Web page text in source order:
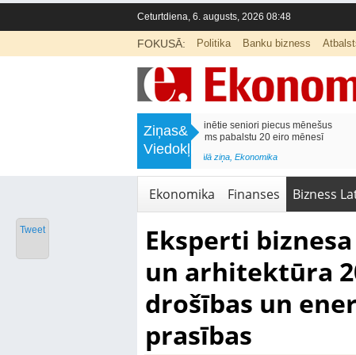
Ceturtdiena, 6. augusts, 2026 08:48
FOKUSĀ: Politika Banku bizness
Ziņas&
Viedokļi
Septiņos mēnešos Vivi vilcienos
pārvadāti 12 miljoni pasažieru; jūlijā
Naudas glabāšana
simtiem eiro gadā
Aktuālā ziņa
Ekonomika Finanses Bizness
Eksperti
un arhitektūra
drošības un
prasības
Tweet